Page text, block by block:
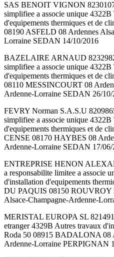
SAS BENOIT VIGNON
simplifiee a associe unique
d'equipements thermiques et de
08190 ASFELD 08 Ardennes
Lorraine SEDAN 14/10/2016
BAZELAIRE ARNAUD
simplifiee a associe unique
d'equipements thermiques et de
08110 MESSINCOURT 08
Ardenne-Lorraine SEDAN 26/10/
FEVRY Norman S.A.S.U
simplifiee a associe unique
d'equipements thermiques et de
CENSE 08170 HAYBES 08
Ardenne-Lorraine SEDAN 17/06/
ENTREPRISE HENON
a responsabilite limitee a associe
d'installation d'equipements
DU PAQUIS 08150 ROUVROY
Alsace-Champagne-Ardenne-
MERISTAL EUROPA SL
etranger 4329B Autres travaux
Roda 50 08915 BADALONA 08
Ardenne-Lorraine PERPIGNAN